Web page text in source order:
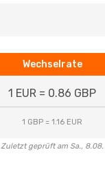
Wechselrate
1 EUR = 0.86 GBP
1 GBP = 1.16 EUR
Zuletzt geprüft am Sa., 8.08.